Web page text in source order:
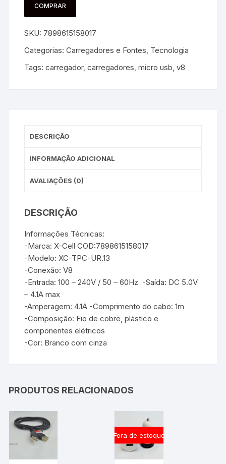
COMPRAR
SKU: 7898615158017
Categorias:Carregadores e Fontes Tecnologia
Tags:carregador,carregadores ,micro usb ,v8
DESCRIÇÃO
INFORMAÇÃO ADICIONAL
AVALIAÇÕES (0)
DESCRIÇÃO
Informações Técnicas:
-Marca: X-Cell COD:7898615158017
-Modelo: XC-TPC-UR.13
-Conexão: V8
-Entrada: 100 – 240V / 50 – 60Hz -Saída: DC 5.0V
– 4.1A max
-Amperagem: 4.1A -Comprimento do cabo: 1m
-Composição: Fio de cobre, plástico e
componentes elétricos
-Cor: Branco com cinza
PRODUTOS RELACIONADOS
Fora de estoque